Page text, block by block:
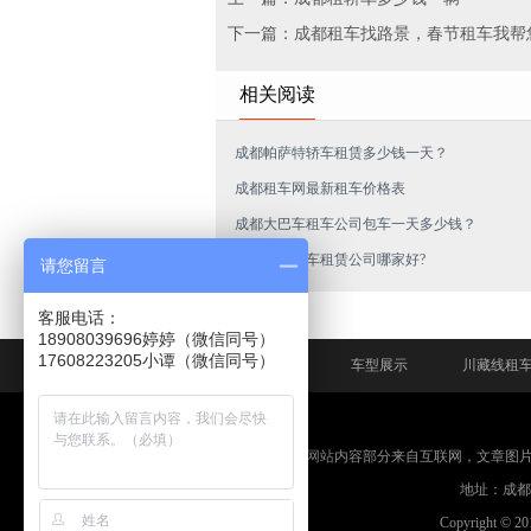
下一篇：成都租车找路景，春节租车我帮
相关阅读
成都帕萨特轿车租赁多少钱一天？
成都租车网最新租车价格表
成都大巴车租车公司包车一天多少钱？
成都商务汽车租赁公司哪家好?
网站首页 车型展示 川藏线租
免责申明：本网站内容部分来自互联网，文章
地址：成
Copyright ©
请您留言
客服电话：
18908039696婷婷（微信同号）